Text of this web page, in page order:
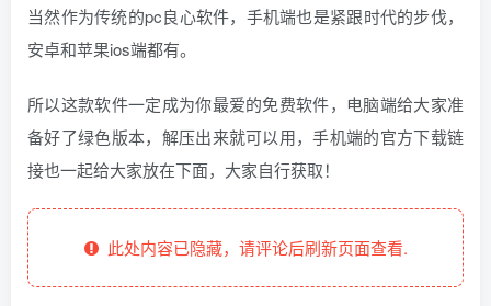
当然作为传统的pc良心软件，手机端也是紧跟时代的步伐，
安卓和苹果ios端都有。
所以这款软件一定成为你最爱的免费软件，电脑端给大家准
备好了绿色版本，解压出来就可以用，手机端的官方下载链
接也一起给大家放在下面，大家自行获取！
此处内容已隐藏，请评论后刷新页面查看.